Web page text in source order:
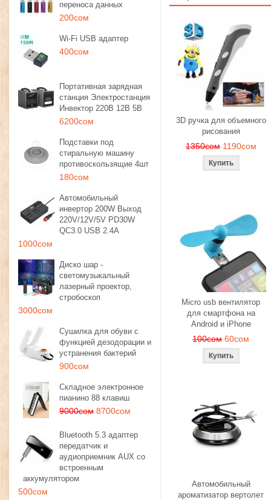
переноса данных
200сом
Wi-Fi USB адаптер
400сом
Портативная зарядная
станция Электростанция
Инвектор 220В 12В 5В
6200сом
Подставки под
стиральную машину
противоскользящие 4шт
180сом
Автомобильный
инвертор 200W Выход
220V/12V/5V PD30W
QC3.0 USB 2.4A
1000сом
Диско шар -
светомузыкальный
лазерный проектор,
стробоскоп
3000сом
Сушилка для обуви с
функцией дезодорации и
устранения бактерий
900сом
Складное электронное
пианино 88 клавиш
9000сом 8700сом
Bluetooth 5.3 адаптер
передатчик и
аудиоприемник AUX со
встроенным
аккумулятором
500сом
3D ручка для объемного
рисования
1350сом 1190сом
Micro usb вентилятор
для смартфона на
Android и iPhone
100сом 60сом
Автомобильный
ароматизатор вертолет